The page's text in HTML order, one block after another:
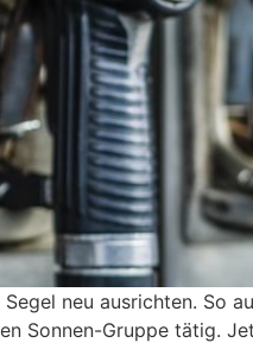
neu ausrichten. So
Sonnen-Gruppe tätig.